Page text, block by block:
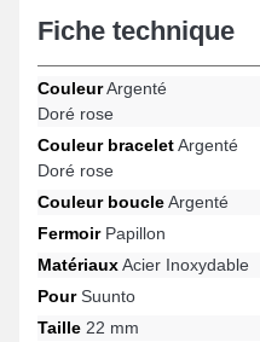
de bracelet pour montre a un
Suunto 9 Peak, Suunto 5
la marque Suunto. L'article
une multitude de références de
Fiche technique
CouleurArgenté
Doré rose
Couleur braceletArgenté
Doré rose
Couleur boucleArgenté
FermoirPapillon
MatériauxAcier Inoxydable
PourSuunto
Taille 22 mm